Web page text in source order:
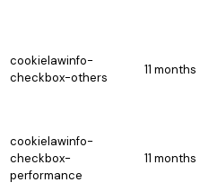
cookielawinfo-
checkbox-others
11 months
cookielawinfo-
checkbox-
performance
11 months